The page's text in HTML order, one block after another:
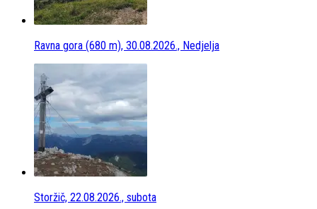
Ravna gora (680 m), 30.08.2026., Nedjelja
Storžič, 22.08.2026., subota